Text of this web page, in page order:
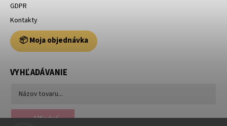
GDPR
Kontakty
📦 Moja objednávka
VYHĽADÁVANIE
Hľadať